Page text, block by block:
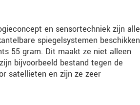
en sensortechniek zijn alle
spiegelsystemen beschikken
55 gram. Dit maakt ze niet alleen
bijvoorbeeld bestand tegen de
satellieten en zijn ze zeer